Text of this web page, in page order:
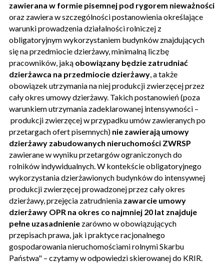
zawierana w formie pisemnej pod rygorem nieważności
oraz zawiera w szczególności postanowienia określające
warunki prowadzenia działalności rolniczej z
obligatoryjnym wykorzystaniem budynków znajdujących
się na przedmiocie dzierżawy, minimalną liczbę
pracowników, jaką obowiązany będzie zatrudniać
dzierżawca na przedmiocie dzierżawy, a także
obowiązek utrzymania na niej produkcji zwierzęcej przez
cały okres umowy dzierżawy. Takich postanowień (poza
warunkiem utrzymania zadeklarowanej intensywności –
produkcji zwierzęcej w przypadku umów zawieranych po
przetargach ofert pisemnych) nie zawierają umowy
dzierżawy zabudowanych nieruchomości ZWRSP
zawierane w wyniku przetargów ograniczonych do
rolników indywidualnych. W kontekście obligatoryjnego
wykorzystania dzierżawionych budynków do intensywnej
produkcji zwierzęcej prowadzonej przez cały okres
dzierżawy, przejęcia zatrudnienia zawarcie umowy
dzierżawy OPR na okres co najmniej 20 lat znajduje
pełne uzasadnienie zarówno w obowiązujących
przepisach prawa, jak i praktyce racjonalnego
gospodarowania nieruchomościami rolnymi Skarbu
Państwa" – czytamy w odpowiedzi skierowanej do KRIR.